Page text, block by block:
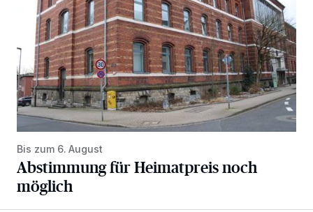
Bis zum 6. August
Abstimmung für Heimatpreis noch
möglich